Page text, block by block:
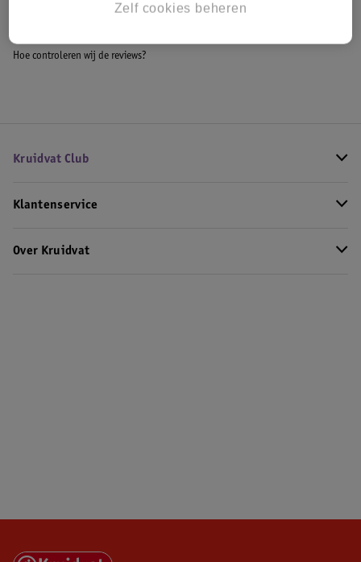
Alle Wattenschijfjes en staafjes
Hoe controleren wij de reviews?
Kruidvat Club
Klantenservice
Over Kruidvat
Zelf cookies beheren